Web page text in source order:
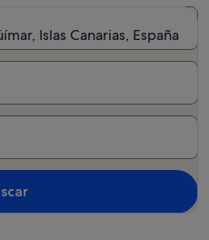
Islas Canarias, España